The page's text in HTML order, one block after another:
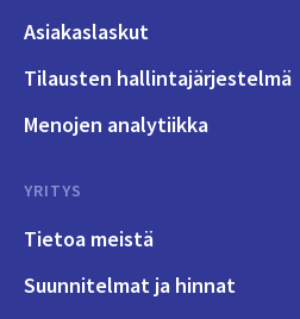
Asiakaslaskut
Tilausten hallintajärjestelmä
Menojen analytiikka
YRITYS
Tietoa meistä
Suunnitelmat ja hinnat